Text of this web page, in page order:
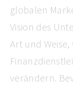
globalen
Vision des
Art und
verändern.